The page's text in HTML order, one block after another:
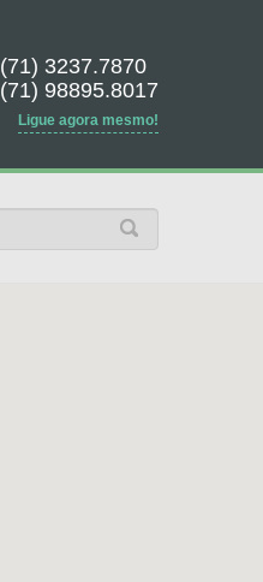
(71) 3237.7870
(71) 98895.8017
Ligue agora mesmo!